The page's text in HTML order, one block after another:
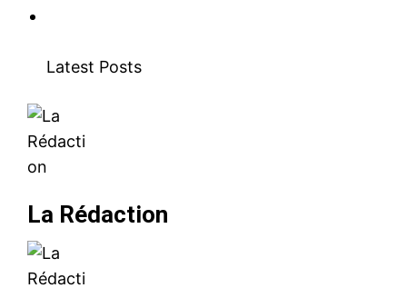
Latest Posts
La Rédaction